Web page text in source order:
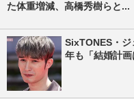
た体重増減、高橋秀樹らと...
SixTONES・ジ
年も「結婚計